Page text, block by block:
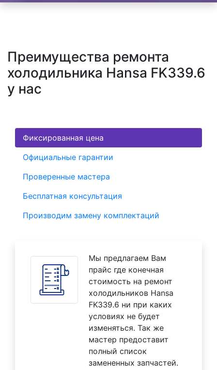
Преимущества ремонта
холодильника Hansa FK339.6
у нас
Фиксированная цена
Официальные гарантии
Проверенные мастера
Бесплатная консультация
Производим замену комплектаций
Мы предлагаем Вам
прайс где конечная
стоимость на ремонт
холодильников Hansa
FK339.6 ни при каких
условиях не будет
изменяться. Так же
мастер предоставит
полный список
замененных запчастей.